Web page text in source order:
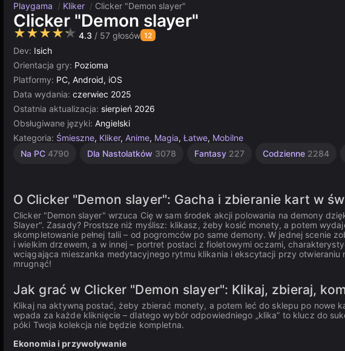
Playgama / Kliker / Clicker "Demon slayer"
Clicker "Demon slayer"
★★★★★ 4.3 / 57 głosów 12
Dev: Isich
Orientacja gry: Pozioma
Platformy: PC, Android, iOS
Data wydania: czerwiec 2025
Ostatnia aktualizacja: sierpień 2026
Obsługiwane języki: Angielski
Kategoria: Śmieszne, Kliker, Anime, Magia, Łatwe, Mobilne
Na PC 4790 Dla Nastolatków 3078 Fantasy 227 Codzienne 2284
Nieskończoność
Komputerowe
Multiplayer
Unity
O Clicker "Demon slayer": Gacha i zbieranie kart w
Clicker "Demon slayer" wrzuca Cię w sam środek akcji polowania na demony
Slayer". Zasady? Prostsze niż myślisz: klikasz, żeby kosić monety, a potem
skompletowanie pełnej talii – od pogromców po same demony. W jednej scenie
i wielkim drzewem, a w innej – portret postaci z fioletowymi oczami,
wciągająca mieszanka medytacyjnego rytmu klikania i ekscytacji przy
mrugnąć!
Jak grać w Clicker "Demon slayer": Klikaj, zbieraj,
Klikaj na aktywną postać, żeby zbierać monety, a potem leć do sklepu po nowe
wpada za każde kliknięcie – dlatego wybór odpowiedniego „klika” to klucz do
póki Twoja kolekcja nie będzie kompletna.
Ekonomia i przywoływanie